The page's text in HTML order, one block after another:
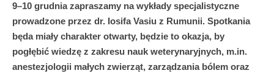
9–10 grudnia zapraszamy na wykłady specjalistyczne
prowadzone przez dr. Iosifa Vasiu z Rumunii. Spotkania
będa miały charakter otwarty, będzie to okazja, by
pogłębić wiedzę z zakresu nauk weterynaryjnych, m.in.
anestezjologii małych zwierząt, zarządzania bólem oraz